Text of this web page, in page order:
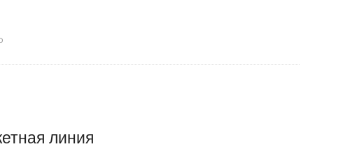
линия